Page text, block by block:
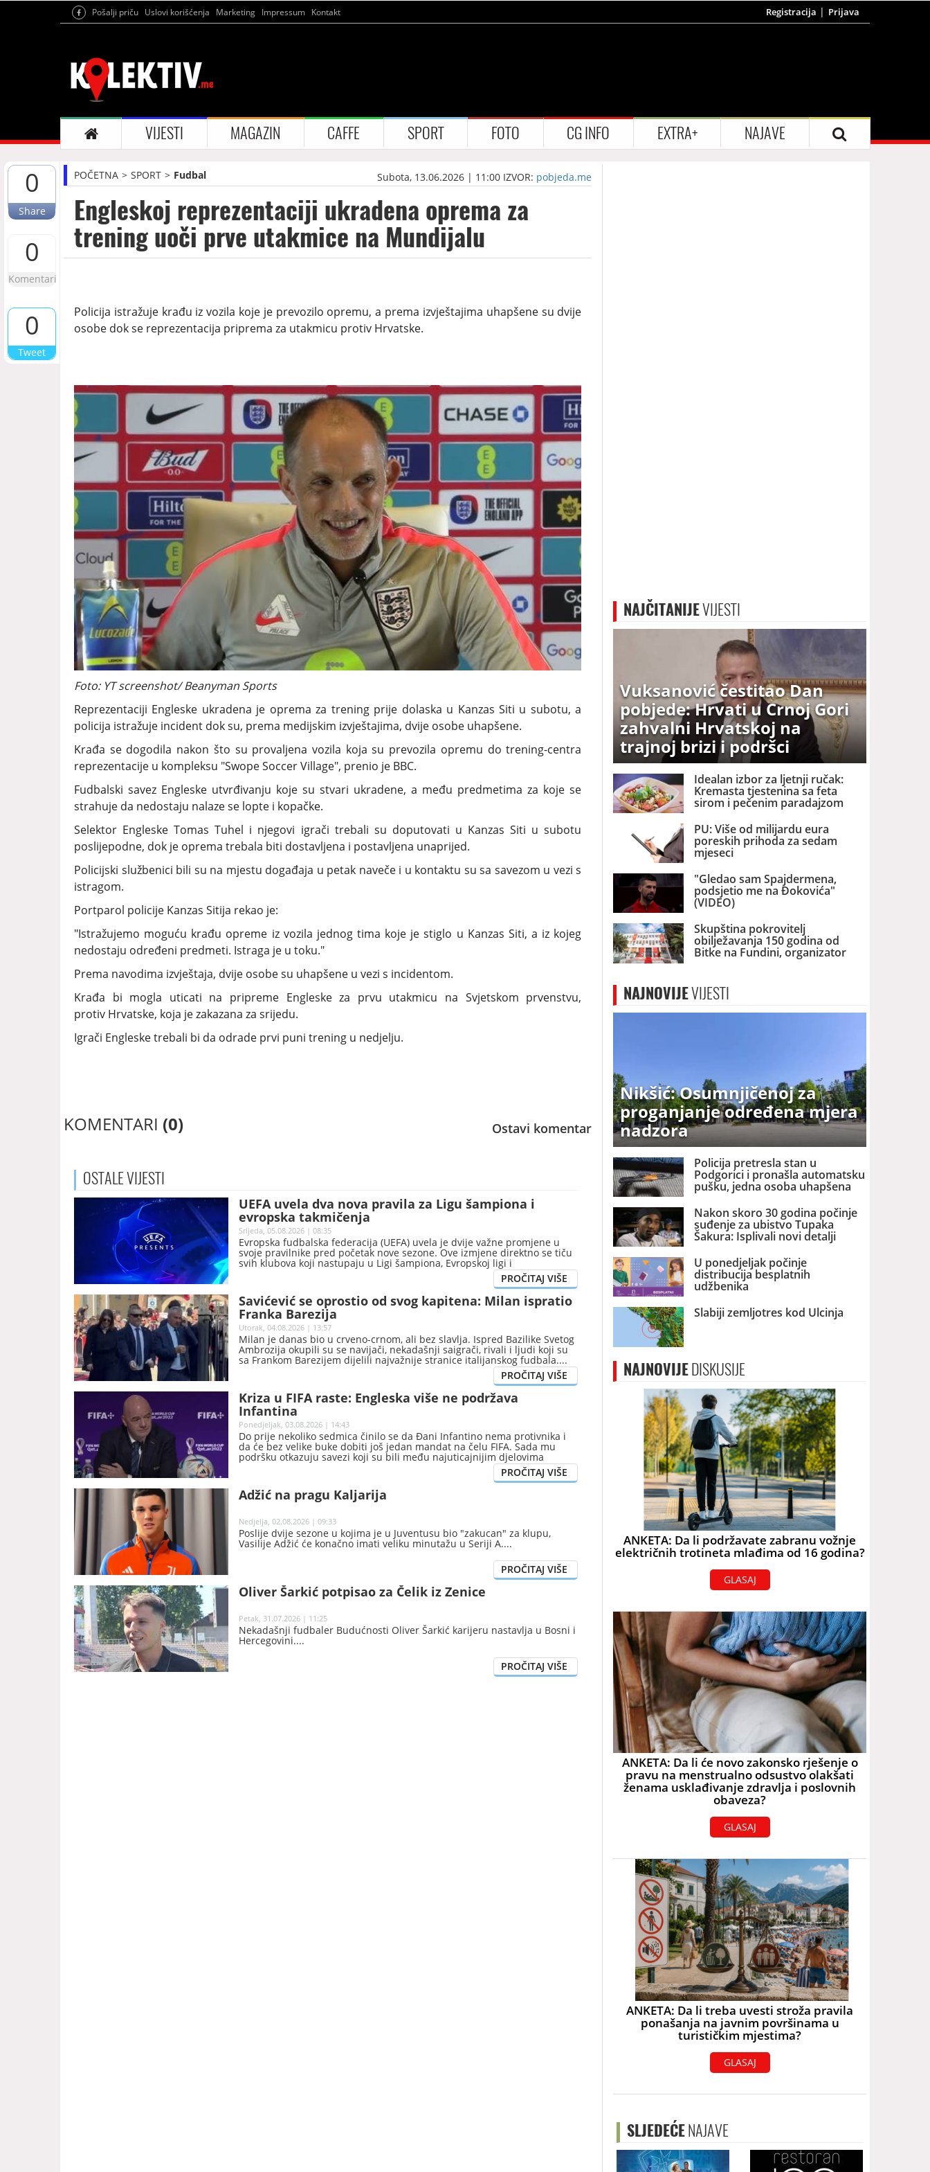
Pošalji priču Uslovi korišćenja Marketing Impressum Kontakt Registracija Prijava
VIJESTI MAGAZIN CAFFE SPORT FOTO CG INFO EXTRA+ NAJAVE
0
Share
0
Komentari
0
Tweet
POČETNA SPORT Fudbal Subota, 13.06.2026 | 11:00 IZVOR: pobjeda.me
Engleskoj reprezentaciji ukradena oprema za
trening uoči prve utakmice na Mundijalu
Policija istražuje krađu iz vozila koje je prevozilo opremu, a prema izvještajima uhapšene su dvije
osobe dok se reprezentacija priprema za utakmicu protiv Hrvatske.
Foto: YT screenshot/ Beanyman Sports
Reprezentaciji Engleske ukradena je oprema za trening prije dolaska u Kanzas Siti u subotu, a
policija istražuje incident dok su, prema medijskim izvještajima, dvije osobe uhapšene.
Krađa se dogodila nakon što su provaljena vozila koja su prevozila opremu do trening-centra
reprezentacije u kompleksu "Swope Soccer Village", prenio je BBC.
Fudbalski savez Engleske utvrđivanju koje su stvari ukradene, a među predmetima za koje se
strahuje da nedostaju nalaze se lopte i kopačke.
Selektor Engleske Tomas Tuhel i njegovi igrači trebali su doputovati u Kanzas Siti u subotu
poslijepodne, dok je oprema trebala biti dostavljena i postavljena unaprijed.
Policijski službenici bili su na mjestu događaja u petak naveče i u kontaktu su sa savezom u vezi s
istragom.
Portparol policije Kanzas Sitija rekao je:
"Istražujemo moguću krađu opreme iz vozila jednog tima koje je stiglo u Kanzas Siti, a iz kojeg
nedostaju određeni predmeti. Istraga je u toku."
Prema navodima izvještaja, dvije osobe su uhapšene u vezi s incidentom.
Krađa bi mogla uticati na pripreme Engleske za prvu utakmicu na Svjetskom prvenstvu,
protiv Hrvatske, koja je zakazana za srijedu.
Igrači Engleske trebali bi da odrade prvi puni trening u nedjelju.
KOMENTARI (0) Ostavi komentar
OSTALEVIJESTI
UEFA uvela dva nova pravila za Ligu šampiona i
evropska takmičenja
Srijeda, 05.08.2026 | 08:35
Evropska fudbalska federacija (UEFA) uvela je dvije važne promjene u
svoje pravilnike pred početak nove sezone. Ove izmjene direktno se tiču
svih klubova koji nastupaju u Ligi šampiona, Evropskoj ligi i
Savićević se oprostio od svog kapitena: Milan ispratio
Franka Barezija
Utorak, 04.08.2026 | 13:57
Milan je danas bio u crveno-crnom, ali bez slavlja. Ispred Bazilike Svetog
Ambrozija okupili su se navijači, nekadašnji saigrači, rivali i ljudi koji su
sa Frankom Barezijem dijelili najvažnije stranice italijanskog fudbala.
Kriza u FIFA raste: Engleska više ne podržava
Infantina
Ponedjeljak, 03.08.2026 | 14:43
Do prije nekoliko sedmica činilo se da Đani Infantino nema protivnika i
da će bez velike buke dobiti još jedan mandat na čelu FIFA. Sada mu
podršku otkazuju savezi koji su bili među najuticajnijim djelovima
njegove predsjedničke većine.
Adžić na pragu Kaljarija
Nedjelja, 02.08.2026 | 09:33
Poslije dvije sezone u kojima je u Juventusu bio "zakucan" za klupu,
Vasilije Adžić će konačno imati veliku minutažu u Seriji A.
Oliver Šarkić potpisao za Čelik iz Zenice
Petak, 31.07.2026 | 11:25
Nekadašnji fudbaler Budućnosti Oliver Šarkić karijeru nastavlja u Bosni i
Hercegovini.
NAJČITANIJEVIJESTI
Vuksanović čestitao Dan
pobjede: Hrvati u Crnoj Gori
zahvalni Hrvatskoj na
trajnoj brizi i podršci
Idealan izbor za ljetnji ručak:
Kremasta tjestenina sa feta
sirom i pečenim paradajzom
PU: Više od milijardu eura
poreskih prihoda za sedam
mjeseci
"Gledao sam Spajdermena,
podsjetio me na Đokovića"
(VIDEO)
Skupština pokrovitelj
obilježavanja 150 godina od
Bitke na Fundini, organizator
Srpski nacionalni savjet
NAJNOVIJEVIJESTI
Nikšić: Osumnjičenoj za
proganjanje određena mjera
nadzora
Policija pretresla stan u
Podgorici i pronašla automatsku
pušku, jedna osoba uhapšena
Nakon skoro 30 godina počinje
suđenje za ubistvo Tupaka
Šakura: Isplivali novi detalji
U ponedjeljak počinje
distribucija besplatnih
udžbenika
Slabiji zemljotres kod Ulcinja
NAJNOVIJEDISKUSIJE
ANKETA: Da li podržavate zabranu vožnje
električnih trotineta mlađima od 16 godina?
GLASAJ
ANKETA: Da li će novo zakonsko rješenje o
pravu na menstrualno odsustvo olakšati
ženama usklađivanje zdravlja i poslovnih
obaveza?
GLASAJ
ANKETA: Da li treba uvesti stroža pravila
ponašanja na javnim površinama u
turističkim mjestima?
GLASAJ
SLJEDEĆENAJAVE